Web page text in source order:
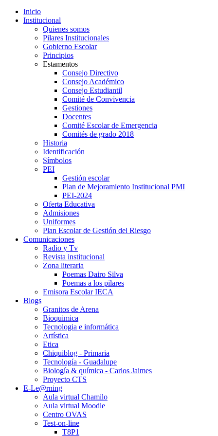
Inicio
Institucional
Quienes somos
Pilares Institucionales
Gobierno Escolar
Principios
Estamentos
Consejo Directivo
Consejo Académico
Consejo Estudiantil
Comité de Convivencia
Gestiones
Docentes
Comité Escolar de Emergencia
Comités de grado 2018
Historia
Identificación
Símbolos
PEI
Gestión escolar
Plan de Mejoramiento Institucional PMI
PEI-2024
Oferta Educativa
Admisiones
Uniformes
Plan Escolar de Gestión del Riesgo
Comunicaciones
Radio y Tv
Revista institucional
Zona literaria
Poemas Dairo Silva
Poemas a los pilares
Emisora Escolar IECA
Blogs
Granitos de Arena
Bioquimica
Tecnologia e informática
Artística
Etica
Chiquiblog - Primaria
Tecnología - Guadalupe
Biología & química - Carlos Jaimes
Proyecto CTS
E-Le@rning
Aula virtual Chamilo
Aula virtual Moodle
Centro OVAS
Test-on-line
T8P1